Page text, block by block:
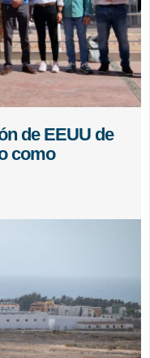
de EEUU de
como